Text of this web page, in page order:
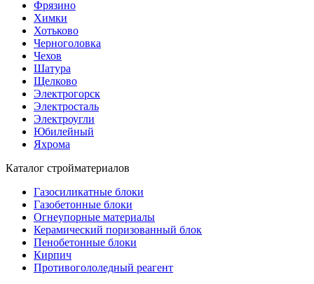
Фрязино
Химки
Хотьково
Черноголовка
Чехов
Шатура
Щелково
Электрогорск
Электросталь
Электроугли
Юбилейный
Яхрома
Каталог стройматериалов
Газосиликатные блоки
Газобетонные блоки
Огнеупорные материалы
Керамический поризованный блок
Пенобетонные блоки
Кирпич
Противогололедный реагент